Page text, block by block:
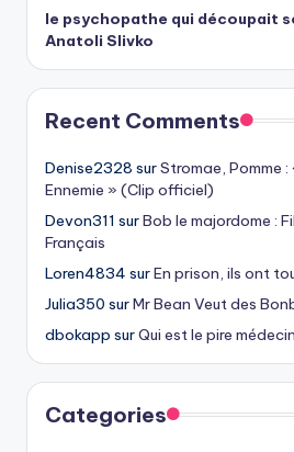
le psychopathe qui découpait
Anatoli Slivko
Recent Comments
Denise2328 surStromae, Pomme :
Ennemie » (Clip officiel)
Devon311 surBob le majordome :
Français
Loren4834 surEn prison, ils ont
Julia350 surMr Bean Veut des
dbokapp surQui est le pire
Categories